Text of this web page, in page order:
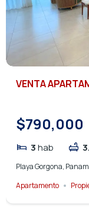
VENTA
$790,000
3hab
Playa Gorgona,
Apartamento